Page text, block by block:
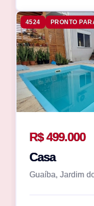
4524 PRONTO
R$ 499.000
Casa
Guaíba, Jardim